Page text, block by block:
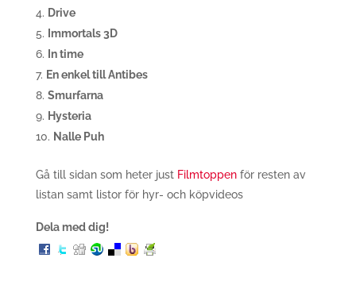
Drive
Immortals 3D
In time
En enkel till Antibes
Smurfarna
Hysteria
Nalle Puh
Gå till sidan som heter just Filmtoppenför resten av
listan samt listor för hyr- och köpvideos
Dela med dig!